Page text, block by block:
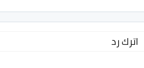
اترك رد